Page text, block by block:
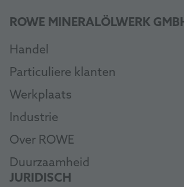
ROWE MINERALÖLWERK
Handel
Particuliere klanten
Werkplaats
Industrie
Over ROWE
Duurzaamheid
JURIDISCH